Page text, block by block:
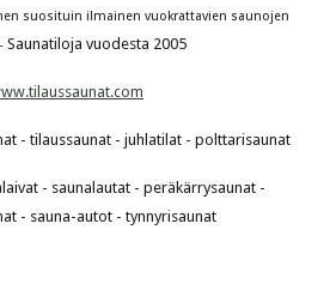
suosituin ilmainen vuokrattavien saunojen
Saunatiloja vuodesta 2005
- tilaussaunat - juhlatilat - polttarisaunat
- saunalautat - peräkärrysaunat -
- sauna-autot - tynnyrisaunat